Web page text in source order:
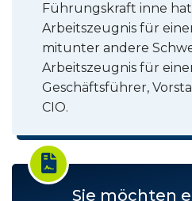
Führungskraft inne
Arbeitszeugnis für
mitunter andere
Arbeitszeugnis für
Geschäftsführer,
CIO.
Sie möchten